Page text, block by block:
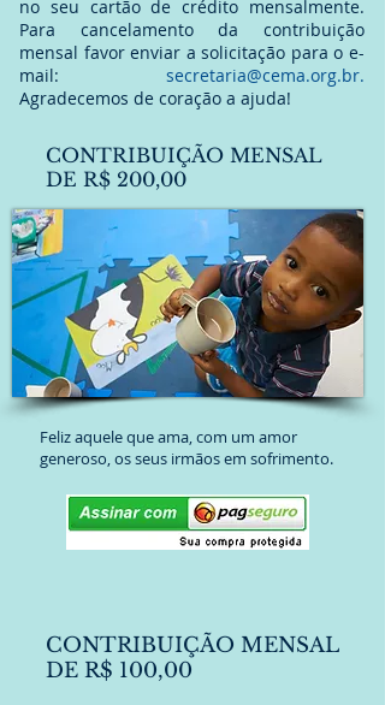
no seu cartão de crédito mensalmente.
Para cancelamento da contribuição
mensal favor enviar a solicitação para o e-
mail: secretaria@cema.org.br.
Agradecemos de coração a ajuda!
CONTRIBUIÇÃO MENSAL
DE R$ 200,00
Feliz aquele que ama, com um amor
generoso, os seus irmãos em sofrimento.
CONTRIBUIÇÃO MENSAL
DE R$ 100,00